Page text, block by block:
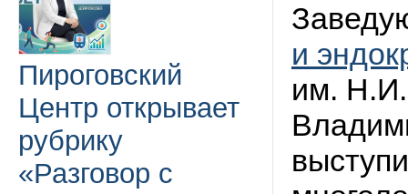
Пироговский
Центр открывает
рубрику
«Разговор с
и
им. Н.И.